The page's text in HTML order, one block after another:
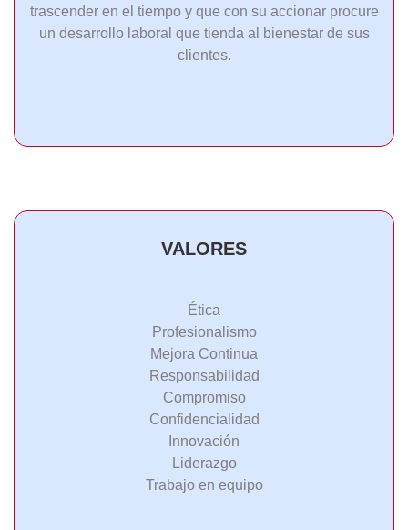
trascender en el tiempo y que con su accionar procure
un desarrollo laboral que tienda al bienestar de sus
clientes.
VALORES
Ética
Profesionalismo
Mejora Continua
Responsabilidad
Compromiso
Confidencialidad
Innovación
Liderazgo
Trabajo en equipo